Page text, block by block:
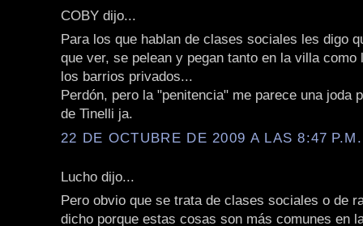
COBY dijo...
Para los que hablan de clases sociales les digo
que ver, se pelean y pegan tanto en la villa como
los barrios privados...
Perdón, pero la "penitencia" me parece una joda
de Tinelli ja.
22 DE OCTUBRE DE 2009 A LAS 8:47 P.M.
Lucho dijo...
Pero obvio que se trata de clases sociales o de
dicho porque estas cosas son más comunes en